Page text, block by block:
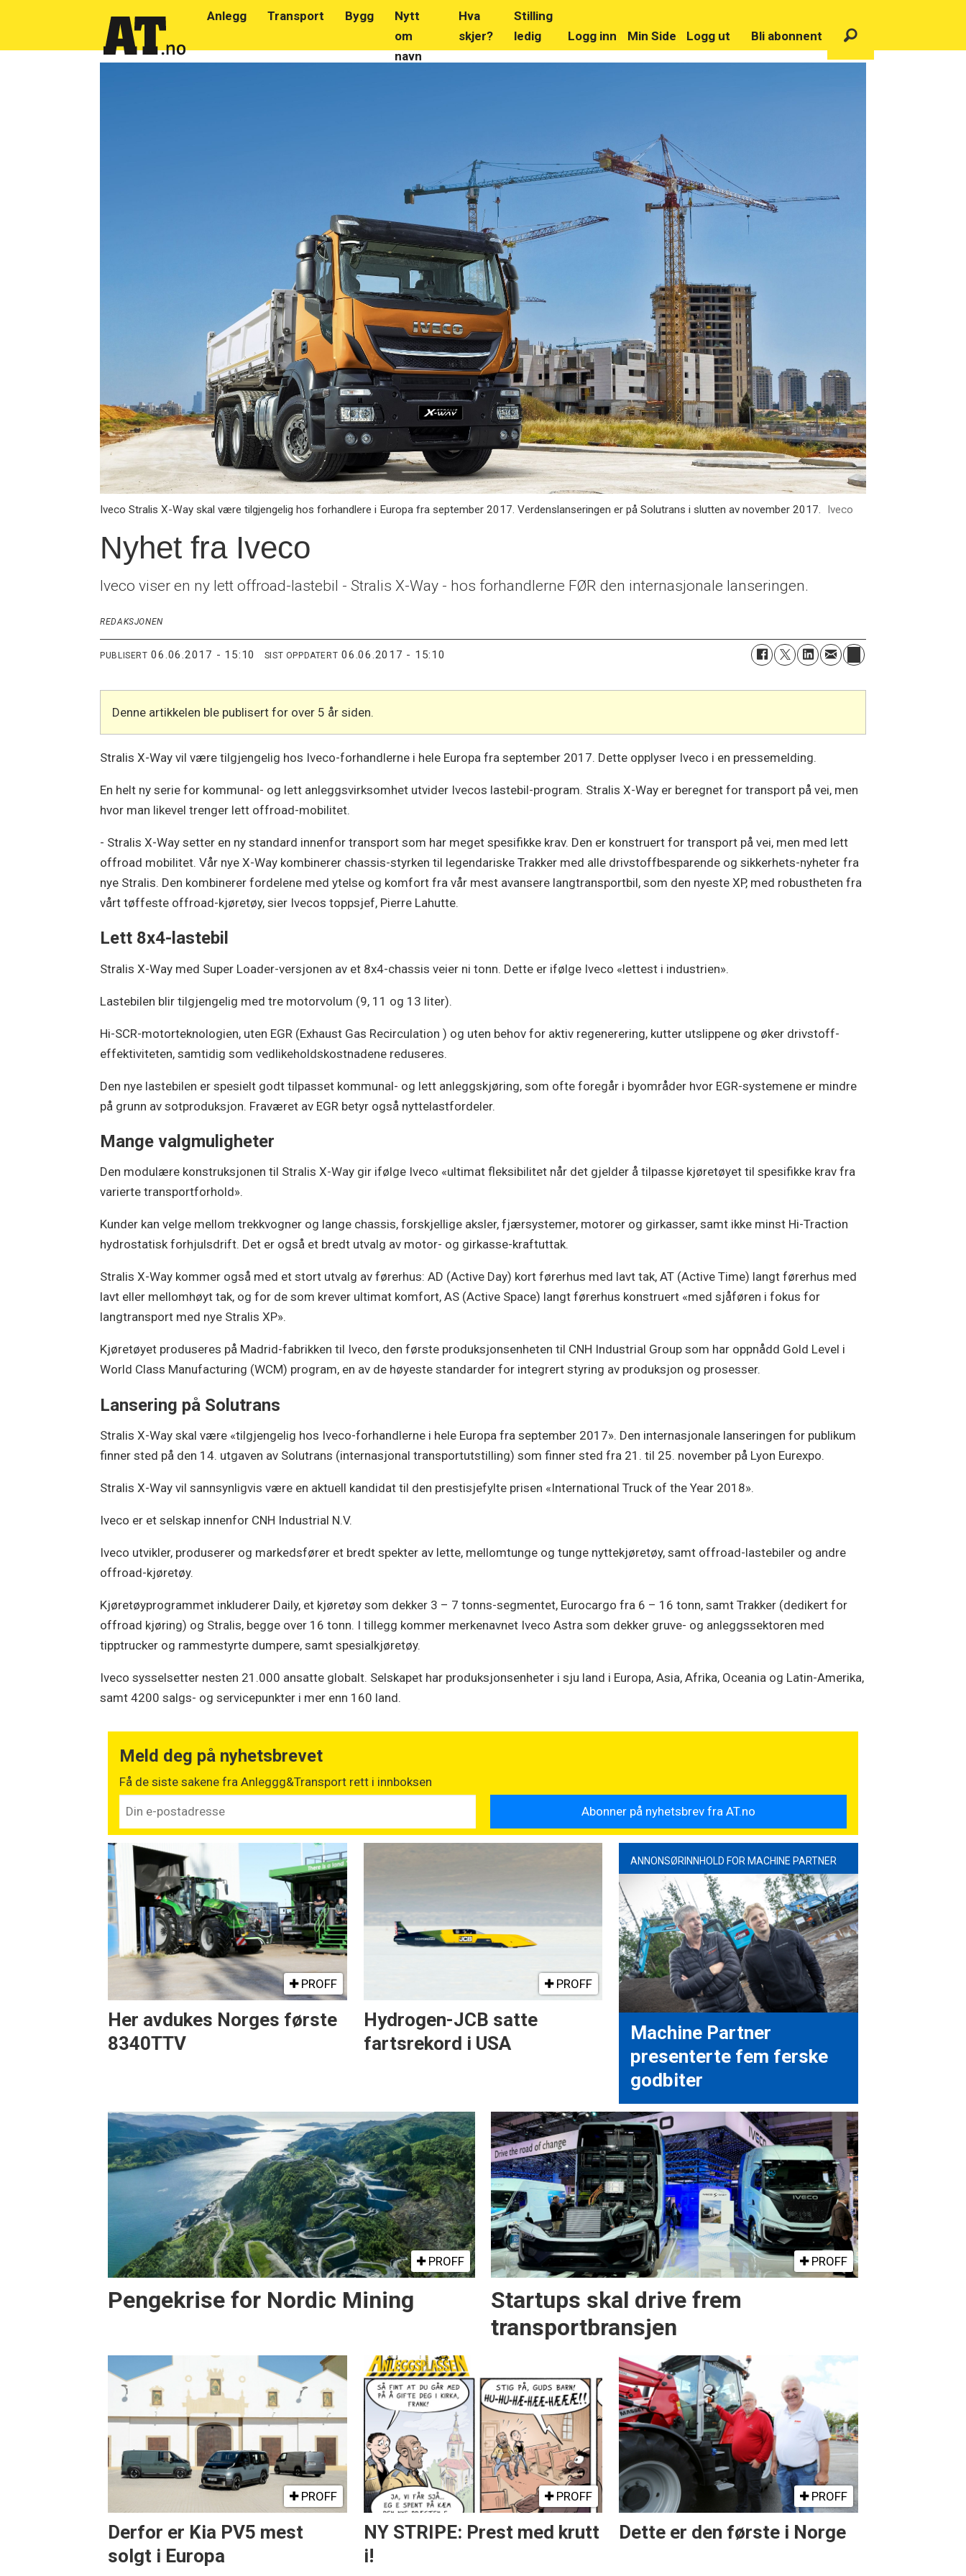
Anlegg Transport Bygg
Nytt
om
navn
Hva
skjer?
Stilling
ledig
Logg inn Min Side Logg ut Bli abonnent
Iveco Stralis X-Way skal være tilgjengelig hos forhandlere i Europa fra september 2017. Verdenslanseringen er på Solutrans i slutten av november 2017. Iveco
Nyhet fra Iveco
Iveco viser en ny lett offroad-lastebil - Stralis X-Way - hos forhandlerne FØR den internasjonale lanseringen.
REDAKSJONEN
PUBLISERT 06.06.2017 - 15:10 SIST OPPDATERT 06.06.2017 - 15:10
Denne artikkelen ble publisert for over 5 år siden.
Stralis X-Way vil være tilgjengelig hos Iveco-forhandlerne i hele Europa fra september 2017. Dette opplyser Iveco i en pressemelding.
En helt ny serie for kommunal- og lett anleggsvirksomhet utvider Ivecos lastebil-program. Stralis X-Way er beregnet for transport på vei, men
hvor man likevel trenger lett offroad-mobilitet.
- Stralis X-Way setter en ny standard innenfor transport som har meget spesifikke krav. Den er konstruert for transport på vei, men med lett
offroad mobilitet. Vår nye X-Way kombinerer chassis-styrken til legendariske Trakker med alle drivstoffbesparende og sikkerhets-nyheter fra
nye Stralis. Den kombinerer fordelene med ytelse og komfort fra vår mest avansere langtransportbil, som den nyeste XP, med robustheten fra
vårt tøffeste offroad-kjøretøy, sier Ivecos toppsjef, Pierre Lahutte.
Lett 8x4-lastebil
Stralis X-Way med Super Loader-versjonen av et 8x4-chassis veier ni tonn. Dette er ifølge Iveco «lettest i industrien».
Lastebilen blir tilgjengelig med tre motorvolum (9, 11 og 13 liter).
Hi-SCR-motorteknologien, uten EGR (Exhaust Gas Recirculation ) og uten behov for aktiv regenerering, kutter utslippene og øker drivstoff-
effektiviteten, samtidig som vedlikeholdskostnadene reduseres.
Den nye lastebilen er spesielt godt tilpasset kommunal- og lett anleggskjøring, som ofte foregår i byområder hvor EGR-systemene er mindre
på grunn av sotproduksjon. Fraværet av EGR betyr også nyttelastfordeler.
Mange valgmuligheter
Den modulære konstruksjonen til Stralis X-Way gir ifølge Iveco «ultimat fleksibilitet når det gjelder å tilpasse kjøretøyet til spesifikke krav fra
varierte transportforhold».
Kunder kan velge mellom trekkvogner og lange chassis, forskjellige aksler, fjærsystemer, motorer og girkasser, samt ikke minst Hi-Traction
hydrostatisk forhjulsdrift. Det er også et bredt utvalg av motor- og girkasse-kraftuttak.
Stralis X-Way kommer også med et stort utvalg av førerhus: AD (Active Day) kort førerhus med lavt tak, AT (Active Time) langt førerhus med
lavt eller mellomhøyt tak, og for de som krever ultimat komfort, AS (Active Space) langt førerhus konstruert «med sjåføren i fokus for
langtransport med nye Stralis XP».
Kjøretøyet produseres på Madrid-fabrikken til Iveco, den første produksjonsenheten til CNH Industrial Group som har oppnådd Gold Level i
World Class Manufacturing (WCM) program, en av de høyeste standarder for integrert styring av produksjon og prosesser.
Lansering på Solutrans
Stralis X-Way skal være «tilgjengelig hos Iveco-forhandlerne i hele Europa fra september 2017». Den internasjonale lanseringen for publikum
finner sted på den 14. utgaven av Solutrans (internasjonal transportutstilling) som finner sted fra 21. til 25. november på Lyon Eurexpo.
Stralis X-Way vil sannsynligvis være en aktuell kandidat til den prestisjefylte prisen «International Truck of the Year 2018».
Iveco er et selskap innenfor CNH Industrial N.V.
Iveco utvikler, produserer og markedsfører et bredt spekter av lette, mellomtunge og tunge nyttekjøretøy, samt offroad-lastebiler og andre
offroad-kjøretøy.
Kjøretøyprogrammet inkluderer Daily, et kjøretøy som dekker 3 – 7 tonns-segmentet, Eurocargo fra 6 – 16 tonn, samt Trakker (dedikert for
offroad kjøring) og Stralis, begge over 16 tonn. I tillegg kommer merkenavnet Iveco Astra som dekker gruve- og anleggssektoren med
tipptrucker og rammestyrte dumpere, samt spesialkjøretøy.
Iveco sysselsetter nesten 21.000 ansatte globalt. Selskapet har produksjonsenheter i sju land i Europa, Asia, Afrika, Oceania og Latin-Amerika,
samt 4200 salgs- og servicepunkter i mer enn 160 land.
Meld deg på nyhetsbrevet
Få de siste sakene fra Anleggg&Transport rett i innboksen
PROFF
Her avdukes Norges første
8340TTV
PROFF
Hydrogen-JCB satte
fartsrekord i USA
ANNONSØRINNHOLD FOR MACHINE PARTNER
Machine Partner
presenterte fem ferske
godbiter
PROFF
Pengekrise for Nordic Mining
PROFF
Startups skal drive frem
transportbransjen
PROFF
Derfor er Kia PV5 mest
solgt i Europa
PROFF
NY STRIPE: Prest med krutt
i!
PROFF
Dette er den første i Norge